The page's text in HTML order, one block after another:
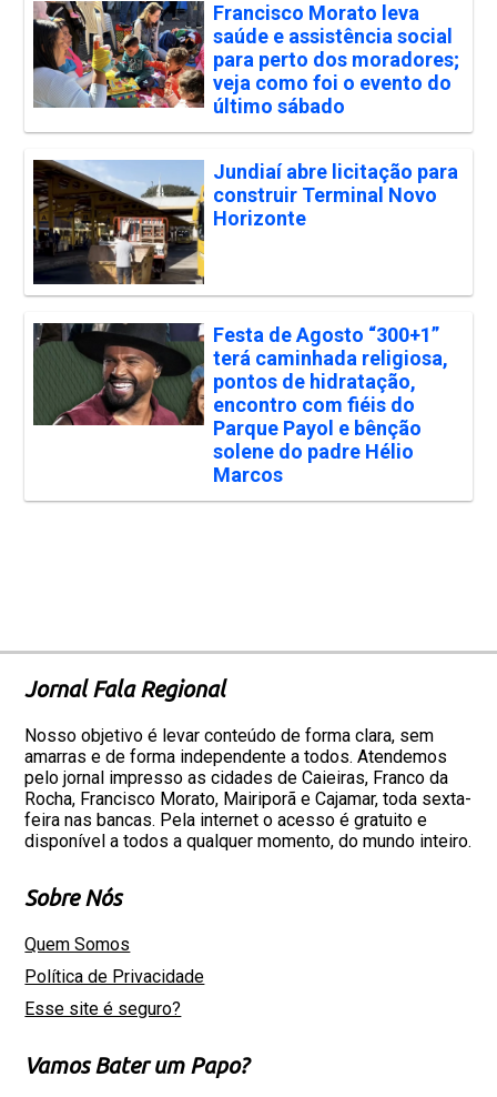
Francisco Morato leva
saúde e assistência social
para perto dos moradores;
veja como foi o evento do
último sábado
Jundiaí abre licitação para
construir Terminal Novo
Horizonte
Festa de Agosto “300+1”
terá caminhada religiosa,
pontos de hidratação,
encontro com fiéis do
Parque Payol e bênção
solene do padre Hélio
Marcos
Jornal Fala Regional
Nosso objetivo é levar conteúdo de forma clara, sem
amarras e de forma independente a todos. Atendemos
pelo jornal impresso as cidades de Caieiras, Franco da
Rocha, Francisco Morato, Mairiporã e Cajamar, toda sexta-
feira nas bancas. Pela internet o acesso é gratuito e
disponível a todos a qualquer momento, do mundo inteiro.
Sobre Nós
Quem Somos
Política de Privacidade
Esse site é seguro?
Vamos Bater um Papo?